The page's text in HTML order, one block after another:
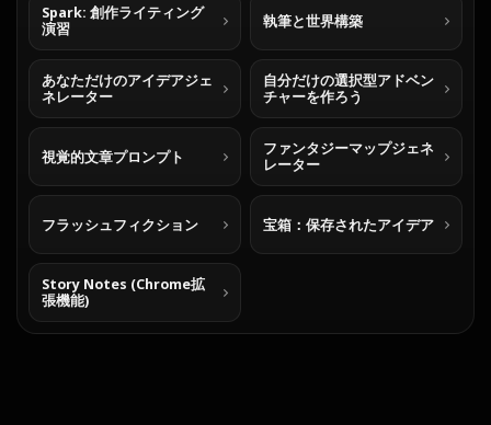
Spark: 創作ライティング
演習
執筆と世界構築
あなただけのアイデアジェ
ネレーター
自分だけの選択型アドベン
チャーを作ろう
視覚的文章プロンプト
ファンタジーマップジェネ
レーター
フラッシュフィクション 宝箱：保存されたアイデア
Story Notes (Chrome拡
張機能)